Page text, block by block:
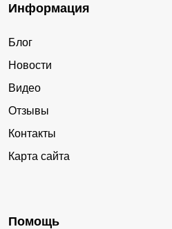
Информация
Блог
Новости
Видео
Отзывы
Контакты
Карта сайта
Помощь